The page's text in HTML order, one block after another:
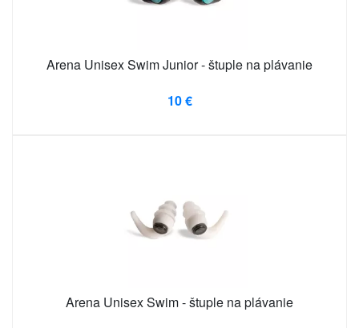
Arena Unisex Swim Junior - štuple na plávanie
10 €
Arena Unisex Swim - štuple na plávanie